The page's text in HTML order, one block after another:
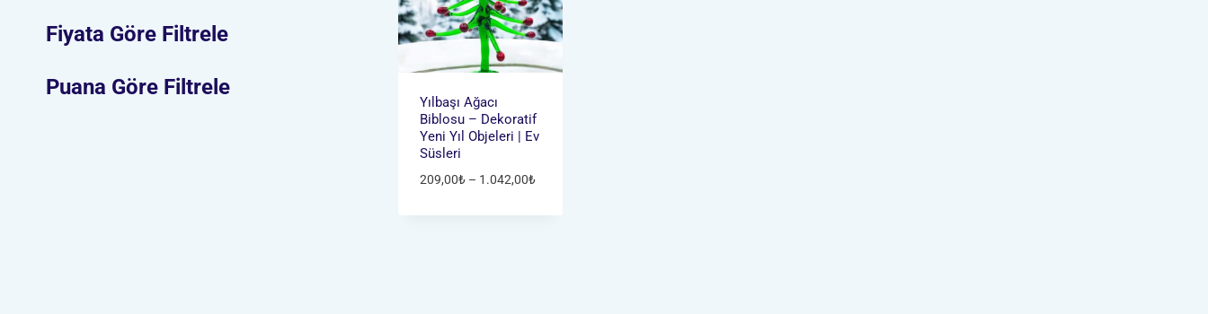
Yılbaşı Ağacı
Biblosu – Dekoratif
Yeni Yıl Objeleri | Ev
Süsleri
209,00₺ – 1.042,00₺Fiyat
209,00₺
Fiyata Göre Filtrele
Puana Göre Filtrele